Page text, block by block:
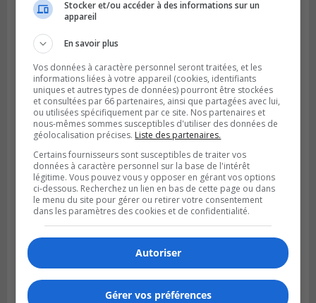
SAINT-CATHERINE
Publié le 3 août 2026 à 13h52
Martin-Olivier Cardinal change de cap et
rejoint la LHJMQ
Stocker et/ou accéder à des informations sur un
appareil
En savoir plus
Vos données à caractère personnel seront traitées, et les
informations liées à votre appareil (cookies, identifiants
uniques et autres types de données) pourront être stockées
et consultées par 66 partenaires, ainsi que partagées avec lui,
ou utilisées spécifiquement par ce site. Nos partenaires et
nous-mêmes sommes susceptibles d'utiliser des données de
géolocalisation précises. Liste des partenaires.
Certains fournisseurs sont susceptibles de traiter vos
données à caractère personnel sur la base de l'intérêt
légitime. Vous pouvez vous y opposer en gérant vos options
ci-dessous. Recherchez un lien en bas de cette page ou dans
le menu du site pour gérer ou retirer votre consentement
dans les paramètres des cookies et de confidentialité.
Autoriser
Gérer vos préférences